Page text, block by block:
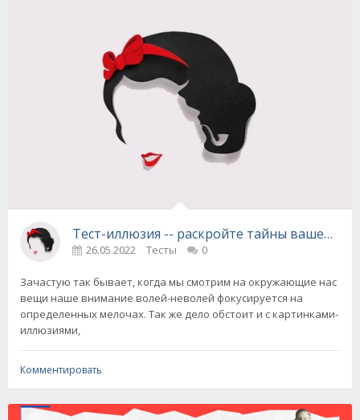
Тест-иллюзия -- раскройте тайны вашей
26.05.2022 Тесты 0
Зачастую так бывает, когда мы смотрим на окружающие нас
вещи наше внимание волей-неволей фокусируется на
определенных мелочах. Так же дело обстоит и с картинками-
иллюзиями,
Комментировать